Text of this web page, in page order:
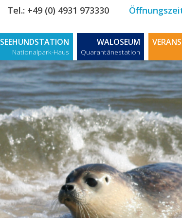
Tel.: +49 (0) 4931 973330
SEEHUNDSTATION
Nationalpark-Haus
WALOSEUM
Quarantänestation